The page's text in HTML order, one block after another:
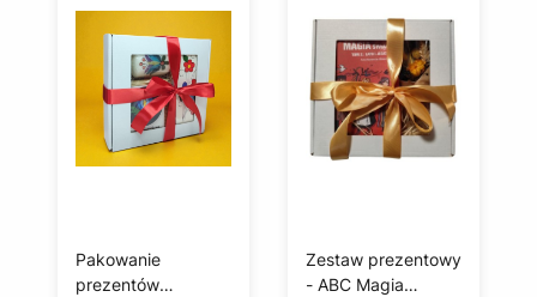
Pakowanie
prezentów
Zestaw prezentowy
- ABC Magia